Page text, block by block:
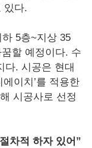
있다.
5층~지상 35
할 예정이다. 수
다. 시공은 현대
이치’를 적용한
시공사로 선정
차적 하자 있어”